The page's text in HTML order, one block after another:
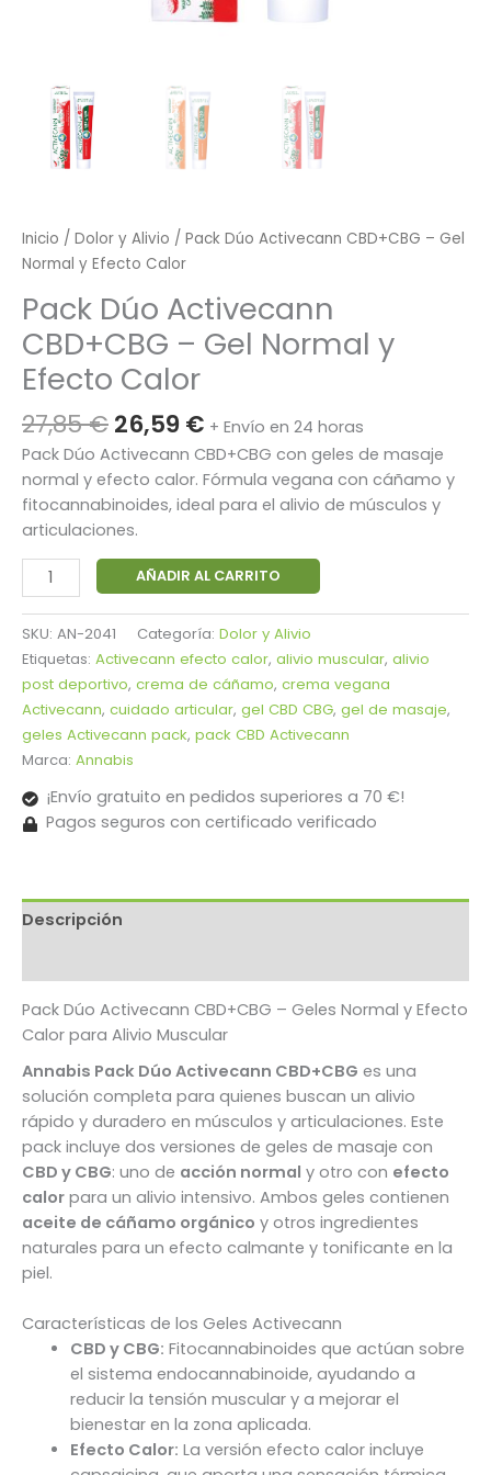
Inicio / Dolor y Alivio / Pack Dúo Activecann CBD+CBG – Gel
Normal y Efecto Calor
Pack Dúo Activecann
CBD+CBG – Gel Normal y
Efecto Calor
27,85€El
precio
original
era:
27,85 €.
26,59 €El
precio
actual
es:
26,59 €.
+ Envío en 24 horas
Pack Dúo Activecann CBD+CBG con geles de masaje
normal y efecto calor. Fórmula vegana con cáñamo y
fitocannabinoides, ideal para el alivio de músculos y
articulaciones.
Pack
Dúo
Activecann
CBD+CBG
-
Gel
Normal
y
Efecto
Calor
cantidad
AÑADIR AL CARRITO
SKU: AN-2041 Categoría: Dolor y Alivio
Etiquetas: Activecann efecto calor, alivio muscular, alivio
post deportivo, crema de cáñamo, crema vegana
Activecann, cuidado articular, gel CBD CBG, gel de masaje,
geles Activecann pack, pack CBD Activecann
Marca: Annabis
¡Envío gratuito en pedidos superiores a 70 €!
Pagos seguros con certificado verificado
Descripción
Pack Dúo Activecann CBD+CBG – Geles Normal y Efecto
Calor para Alivio Muscular
Annabis Pack Dúo Activecann CBD+CBG es una
solución completa para quienes buscan un alivio
rápido y duradero en músculos y articulaciones. Este
pack incluye dos versiones de geles de masaje con
CBD y CBG: uno de acción normal y otro con efecto
calor para un alivio intensivo. Ambos geles contienen
aceite de cáñamo orgánico y otros ingredientes
naturales para un efecto calmante y tonificante en la
piel.
Características de los Geles Activecann
CBD y CBG: Fitocannabinoides que actúan sobre
el sistema endocannabinoide, ayudando a
reducir la tensión muscular y a mejorar el
bienestar en la zona aplicada.
Efecto Calor: La versión efecto calor incluye